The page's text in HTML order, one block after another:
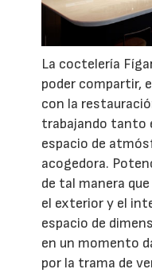
La coctelería
poder compartir,
con la
trabajando tanto
espacio de
acogedora.
de tal manera
el exterior y el
espacio de
en un momento
por la trama de